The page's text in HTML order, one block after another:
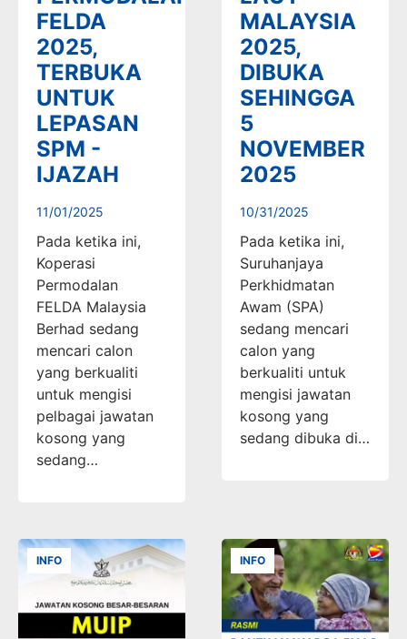
FELDA
2025,
TERBUKA
UNTUK
LEPASAN
SPM -
IJAZAH
11/01/2025
Pada ketika ini,
Koperasi
Permodalan
FELDA Malaysia
Berhad sedang
mencari calon
yang berkualiti
untuk mengisi
pelbagai jawatan
kosong yang
sedang…
MALAYSIA
2025,
DIBUKA
SEHINGGA
5
NOVEMBER
2025
10/31/2025
Pada ketika ini,
Suruhanjaya
Perkhidmatan
Awam (SPA)
sedang mencari
calon yang
berkualiti untuk
mengisi jawatan
kosong yang
sedang dibuka di…
INFO INFO